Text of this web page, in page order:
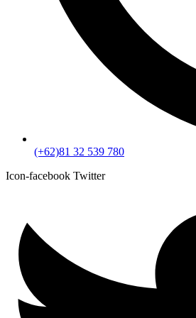
(+62)81 32 539 780
Icon-facebook Twitter